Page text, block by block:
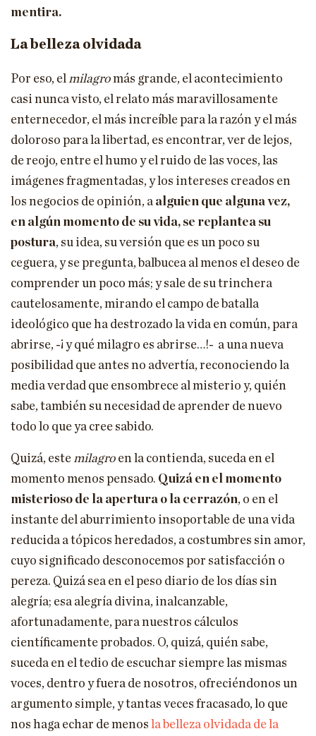
mentira.
La belleza olvidada
Por eso, elmilagromás grande, el acontecimiento
casi nunca visto, el relato más maravillosamente
enternecedor, el más increíble para la razón y el más
doloroso para la libertad, es encontrar, ver de lejos,
de reojo, entre el humo y el ruido de las voces, las
imágenes fragmentadas, y los intereses creados en
los negocios de opinión, a alguien que alguna vez,
en algún momento de su vida, se replantea su
postura, su idea, su versión que es un poco su
ceguera, y se pregunta, balbucea al menos el deseo de
comprender un poco más; y sale de su trinchera
cautelosamente, mirando el campo de batalla
ideológico que ha destrozado la vida en común, para
abrirse, -¡ y qué milagro es abrirse…!- a una nueva
posibilidad que antes no advertía, reconociendo la
media verdad que ensombrece al misterio y, quién
sabe, también su necesidad de aprender de nuevo
todo lo que ya cree sabido.
Quizá, estemilagro en la contienda, suceda en el
momento menos pensado. Quizá en el momento
misterioso de la apertura o la cerrazón, o en el
instante del aburrimiento insoportable de una vida
reducida a tópicos heredados, a costumbres sin amor,
cuyo significado desconocemos por satisfacción o
pereza. Quizá sea en el peso diario de los días sin
alegría; esa alegría divina, inalcanzable,
afortunadamente, para nuestros cálculos
científicamente probados. O, quizá, quién sabe,
suceda en el tedio de escuchar siempre las mismas
voces, dentro y fuera de nosotros, ofreciéndonos un
argumento simple, y tantas veces fracasado, lo que
nos haga echar de menos la belleza olvidada de la